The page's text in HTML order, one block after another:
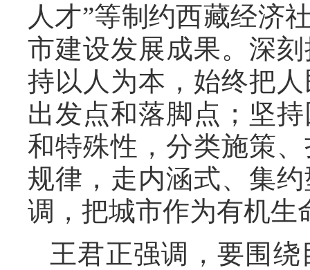
人才”等制约西藏经济
市建设发展成果。深
持以人为本，始终把
出发点和落脚点；坚
和特殊性，分类施策
规律，走内涵式、集
调，把城市作为有机生
王君正强调，要围